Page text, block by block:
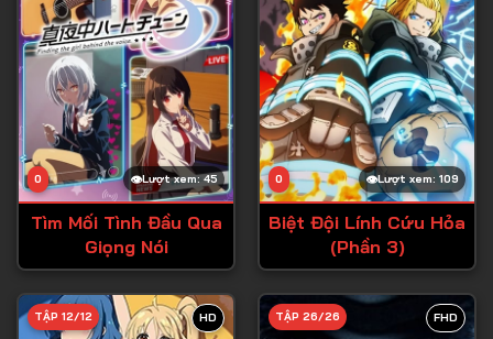
Lượt xem: 45
0
Tìm Mối Tình Đầu Qua
Giọng Nói
Lượt xem: 109
0
Biệt Đội Lính Cứu Hỏa
(Phần 3)
HD
TẬP 12/12 FHD
TẬP 26/26